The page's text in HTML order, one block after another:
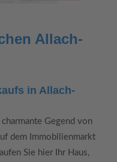
Allach-
in Allach-
Gegend von
dem Immobilienmarkt
Sie hier Ihr Haus,